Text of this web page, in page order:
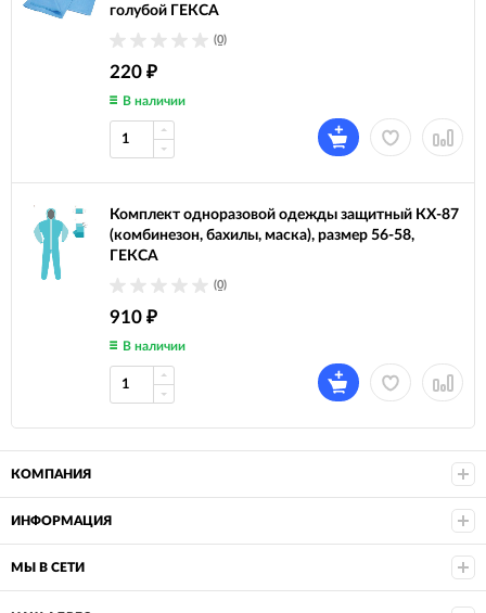
голубой ГЕКСА
(0)
220 ₽
В наличии
Комплект одноразовой одежды защитный КХ-87
(комбинезон, бахилы, маска), размер 56-58,
ГЕКСА
(0)
910 ₽
В наличии
КОМПАНИЯ
ИНФОРМАЦИЯ
МЫ В СЕТИ